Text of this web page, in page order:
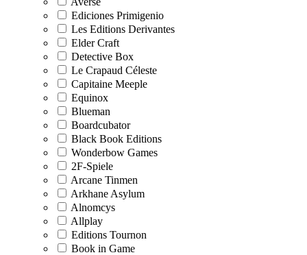
Ediciones Primigenio
Les Editions Derivantes
Elder Craft
Detective Box
Le Crapaud Céleste
Capitaine Meeple
Equinox
Blueman
Boardcubator
Black Book Editions
Wonderbow Games
2F-Spiele
Arcane Tinmen
Arkhane Asylum
Alnomcys
Allplay
Editions Tournon
Book in Game